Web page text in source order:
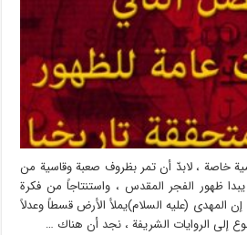
خاصة ، لابدّ أن تمر بظروف صعبة وقاسیة من
ظهور الفجر المقدس ، واستنتاجاً من فكرة
إن المهدی (علیه السلام)یملأ الأرض قسطاً وعدلاً
إلى الروایات الشریفة ، نجد أن هناك …